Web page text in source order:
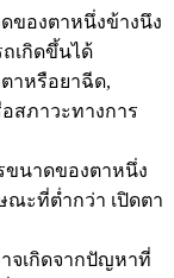
ของตาหนึ่งข้างนึง
เกิดขึ้นได้
าหรือยาฉีด,
สภาวะทางการ
ขนาดของตาหนึ่ง
ณะที่ต่ำกว่า เปิดตา
จเกิดจากปัญหาที่